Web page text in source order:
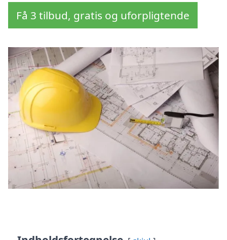
Få 3 tilbud, gratis og uforpligtende